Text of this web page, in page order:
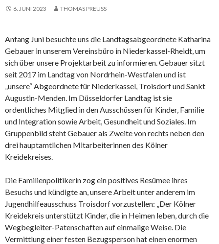
6. JUNI 2023 THOMAS PREUSS
Anfang Juni besuchte uns die Landtagsabgeordnete Katharina
Gebauer in unserem Vereinsbüro in Niederkassel-Rheidt, um
sich über unsere Projektarbeit zu informieren. Gebauer sitzt
seit 2017 im Landtag von Nordrhein-Westfalen und ist
„unsere“ Abgeordnete für Niederkassel, Troisdorf und Sankt
Augustin-Menden. Im Düsseldorfer Landtag ist sie
ordentliches Mitglied in den Ausschüssen für Kinder, Familie
und Integration sowie Arbeit, Gesundheit und Soziales. Im
Gruppenbild steht Gebauer als Zweite von rechts neben den
drei hauptamtlichen Mitarbeiterinnen des Kölner
Kreidekreises.
Die Familienpolitikerin zog ein positives Resümee ihres
Besuchs und kündigte an, unsere Arbeit unter anderem im
Jugendhilfeausschuss Troisdorf vorzustellen: „Der Kölner
Kreidekreis unterstützt Kinder, die in Heimen leben, durch die
Wegbegleiter-Patenschaften auf einmalige Weise. Die
Vermittlung einer festen Bezugsperson hat einen enormen